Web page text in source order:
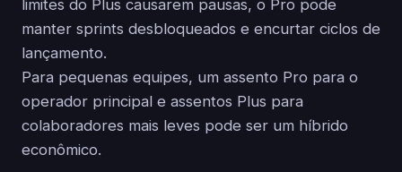
limites do Plus causarem pausas, o Pro pode
manter sprints desbloqueados e encurtar ciclos de
lançamento.
Para pequenas equipes, um assento Pro para o
operador principal e assentos Plus para
colaboradores mais leves pode ser um híbrido
econômico.